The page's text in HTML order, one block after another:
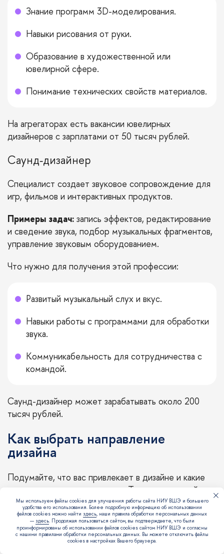
Знание программ 3D-моделирования.
Навыки рисования от руки.
Образование в художественной или
ювелирной сфере.
Понимание технических свойств материалов.
На агрегаторах есть вакансии ювелирных
дизайнеров с зарплатами от 50 тысяч рублей.
Саунд‑дизайнер
Специалист создает звуковое сопровождение для
игр, фильмов и интерактивных продуктов.
Примеры задач: запись эффектов, редактирование
и сведение звука, подбор музыкальных фрагментов,
управление звуковым оборудованием.
Что нужно для получения этой профессии:
Развитый музыкальный слух и вкус.
Навыки работы с программами для обработки
звука.
Коммуникабельность для сотрудничества с
командой.
Саунд-дизайнер может зарабатывать около 200
тысяч рублей.
Как выбрать направление
дизайна
Подумайте, что вас привлекает в дизайне и какие
задачи кажутся интересными. Так, продуктовый или
UX-дизайн подойдет тем, кого увлекает анализ
поведения людей и новые технологии. А если
хочется больше свободы и креативности,
присмотритесь к веб-дизайну, моушн, графике,
Мы используем файлы cookies для улучшения работы сайта НИУ ВШЭ и большего
удобства его использования. Более подробную информацию об использовании
файлов cookies можно найти здесь, наши правила обработки персональных данных
— здесь. Продолжая пользоваться сайтом, вы подтверждаете, что были
проинформированы об использовании файлов cookies сайтом НИУ ВШЭ и согласны
с нашими правилами обработки персональных данных. Вы можете отключить файлы
cookies в настройках Вашего браузера.